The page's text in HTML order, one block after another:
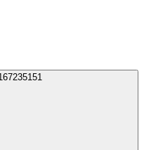
+79167235151